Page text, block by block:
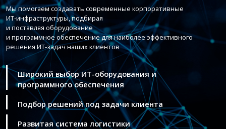
Мы помогаем создавать современные корпоративные
ИТ‑инфраструктуры, подбирая
и поставляя оборудование
и программное обеспечение для наиболее эффективного
решения ИТ‑задач наших клиентов
Широкий выбор ИТ-оборудования и
программного обеспечения
Подбор решений под задачи клиента
Развитая система логистики